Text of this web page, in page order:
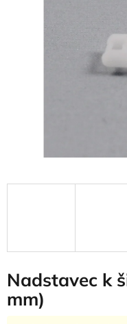
Nadstavec k
mm)